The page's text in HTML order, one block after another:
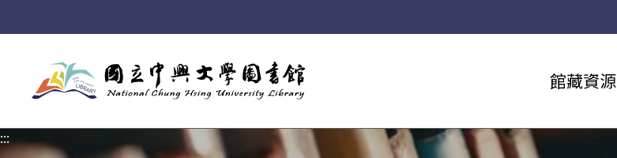
館藏資源
:::